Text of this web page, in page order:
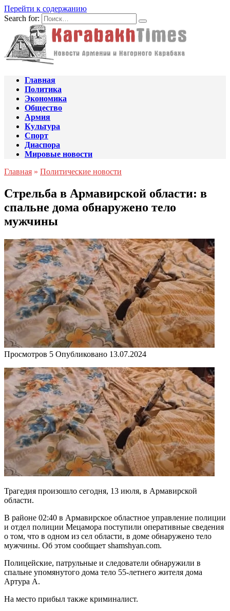
Перейти к содержанию
Search for:
Главная
Политика
Экономика
Общество
Армия
Культура
Спорт
Диаспора
Мировые новости
Главная » Политические новости
Стрельба в Армавирской области: в
спальне дома обнаружено тело
мужчины
Просмотров 5 Опубликовано 13.07.2024
Трагедия произошло сегодня, 13 июля, в Армавирской
области.
В районе 02:40 в Армавирское областное управление полиции
и отдел полиции Мецамора поступили оперативные сведения
о том, что в одном из сел области, в доме обнаружено тело
мужчины. Об этом сообщает shamshyan.com.
Полицейские, патрульные и следователи обнаружили в
спальне упомянутого дома тело 55-летнего жителя дома
Артура А.
На место прибыл также криминалист.